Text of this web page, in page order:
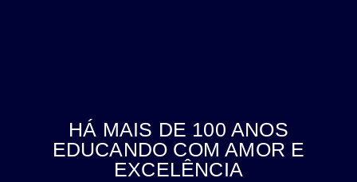
HÁ MAIS DE 100 ANOS
EDUCANDO COM AMOR E
EXCELÊNCIA